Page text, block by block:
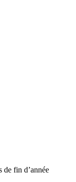
de fin d’année